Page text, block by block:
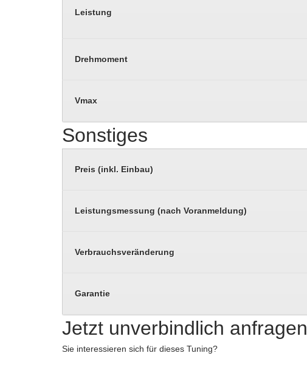
Leistung
Drehmoment
Vmax
Sonstiges
Preis (inkl. Einbau)
Leistungsmessung (nach Voranmeldung)
Verbrauchsveränderung
Garantie
Jetzt unverbindlich anfragen
Sie interessieren sich für dieses Tuning?